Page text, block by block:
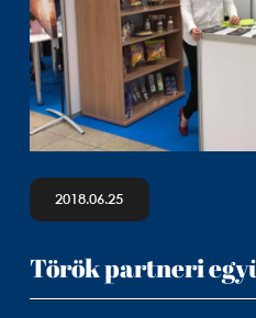
2018.06.25
Török partneri